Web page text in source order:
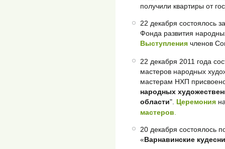
получили квартиры от
22 декабря состоялось
Фонда развития
Выступления членов
22 декабря 2011 года
мастеров народных
мастерам НХП
народных
области". Церемония
мастеров
20 декабря состоялось
«Варнавинские